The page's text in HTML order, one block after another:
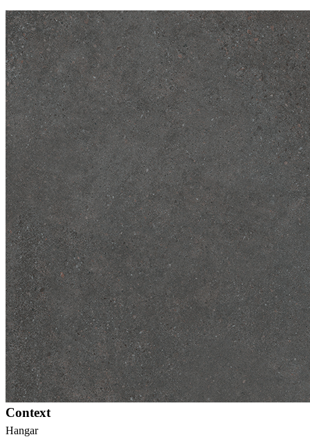
Context
Hangar